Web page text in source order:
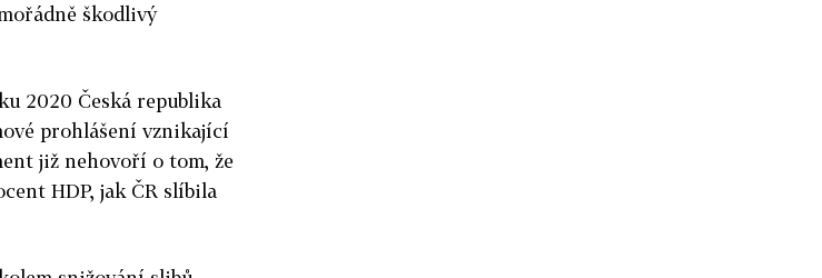
škodlivý
2020 Česká republika
prohlášení vznikající
již nehovoří o tom, že
HDP, jak ČR slíbila